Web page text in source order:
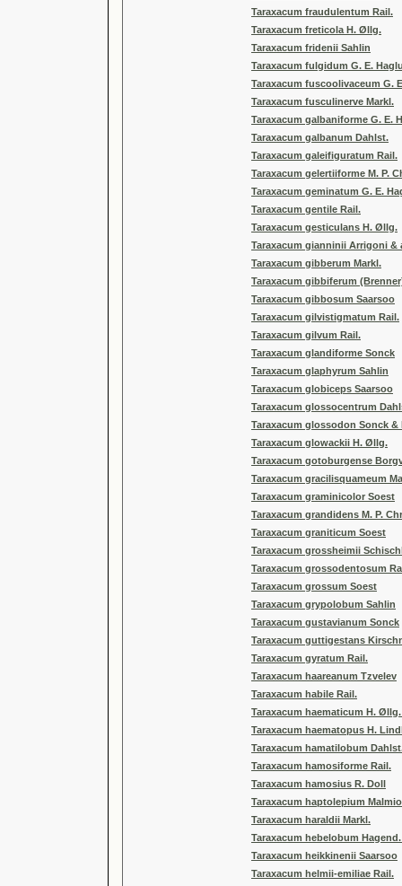
Taraxacum fraudulentum Rail.
Taraxacum freticola H. Øllg.
Taraxacum fridenii Sahlin
Taraxacum fulgidum G. E.
Taraxacum fuscoolivaceum G.
Taraxacum fusculinerve Markl.
Taraxacum galbaniforme G. E.
Taraxacum galbanum Dahlst.
Taraxacum galeifiguratum Rail.
Taraxacum gelertiiforme M. P.
Taraxacum geminatum G. E.
Taraxacum gentile Rail.
Taraxacum gesticulans H. Øllg.
Taraxacum gianninii Arrigoni &
Taraxacum gibberum Markl.
Taraxacum gibbiferum
Taraxacum gibbosum Saarsoo
Taraxacum gilvistigmatum Rail.
Taraxacum gilvum Rail.
Taraxacum glandiforme Sonck
Taraxacum glaphyrum Sahlin
Taraxacum globiceps Saarsoo
Taraxacum glossocentrum
Taraxacum glossodon Sonck &
Taraxacum glowackii H. Øllg.
Taraxacum gotoburgense
Taraxacum gracilisquameum
Taraxacum graminicolor Soest
Taraxacum grandidens M. P.
Taraxacum graniticum Soest
Taraxacum grossheimii
Taraxacum grossodentosum
Taraxacum grossum Soest
Taraxacum grypolobum Sahlin
Taraxacum gustavianum Sonck
Taraxacum guttigestans
Taraxacum gyratum Rail.
Taraxacum haareanum Tzvelev
Taraxacum habile Rail.
Taraxacum haematicum H.
Taraxacum haematopus H.
Taraxacum hamatilobum
Taraxacum hamosiforme Rail.
Taraxacum hamosius R. Doll
Taraxacum haptolepium Malmio
Taraxacum haraldii Markl.
Taraxacum hebelobum
Taraxacum heikkinenii Saarsoo
Taraxacum helmii-emiliae Rail.